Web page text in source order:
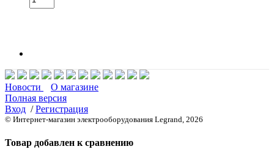
Новости
О магазине
Полная версия
Вход /Регистрация
© Интернет-магазин электрооборудования Legrand, 2026
Товар добавлен к сравнению